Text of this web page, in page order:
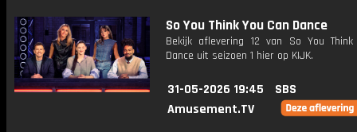
So You Think You Can Dance
Bekijk aflevering 12 van So You
Dance uit seizoen 1 hier op KIJK.
31-05-2026 19:45
SBS
Amusement.TV